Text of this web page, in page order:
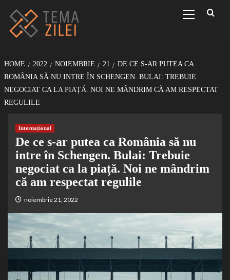
conținut
Menu
HOME 2022 NOIEMBRIE 21
DE CE S-AR PUTEA CA
ROMÂNIA SĂ NU INTRE ÎN SCHENGEN. BULAI: TREBUIE
NEGOCIAT CA LA PIAȚĂ. NOI NE MÂNDRIM CĂ AM RESPECTAT
REGULILE
Internațional
De ce s-ar putea ca România să nu
intre în Schengen. Bulai: Trebuie
negociat ca la piață. Noi ne mândrim
că am respectat regulile
noiembrie 21, 2022